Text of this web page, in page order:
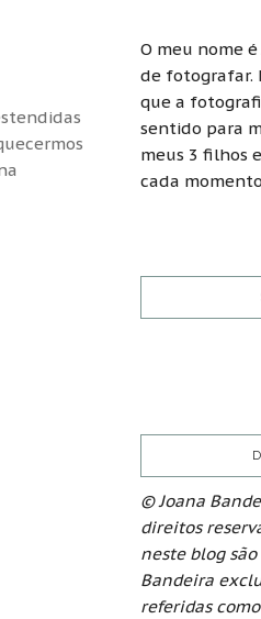
O meu nome
de fotografar.
que a
sentido para
meus 3 filhos
cada
© Joana
direitos
neste blog
Bandeira
referidas